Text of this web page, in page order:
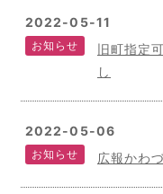
2022-05-11
お知らせ
旧町指定
し
2022-05-06
お知らせ 広報かわ